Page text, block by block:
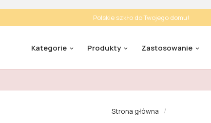
Polskie szkło do Twojego domu!
Kategorie Produkty Zastosowanie
Strona główna